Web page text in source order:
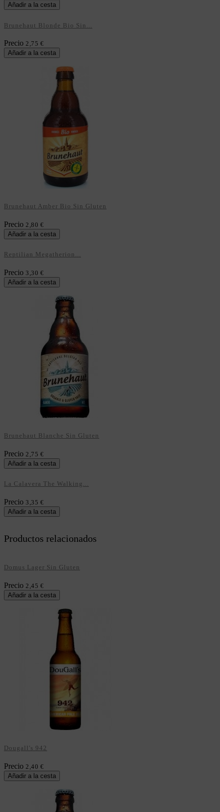
Añadir a la cesta
Brunehaut Blonde Bio Sin...
Precio 2,75 €
Añadir a la cesta
Brunehaut Amber Bio Sin Gluten
Precio 2,80 €
Añadir a la cesta
Reptilian Megatherion...
Precio 3,30 €
Añadir a la cesta
Brunehaut Blanche Sin Gluten
Precio 2,75 €
Añadir a la cesta
La Calavera The Walking...
Precio 3,35 €
Añadir a la cesta
Productos relacionados
Domus Lager Sin Gluten
Precio 2,45 €
Añadir a la cesta
Dougall's 942
Precio 2,40 €
Añadir a la cesta